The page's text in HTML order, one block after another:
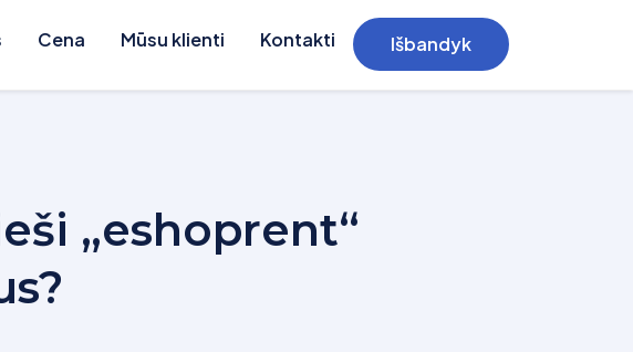
Cena Mūsu klienti Kontakti Išbandyk
„eshoprent“